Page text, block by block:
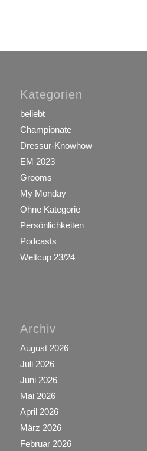
Kategorien
beliebt
Championate
Dressur-Knowhow
EM 2023
Grooms
My Monday
Ohne Kategorie
Persönlichkeiten
Podcasts
Weltcup 23/24
Archiv
August 2026
Juli 2026
Juni 2026
Mai 2026
April 2026
März 2026
Februar 2026